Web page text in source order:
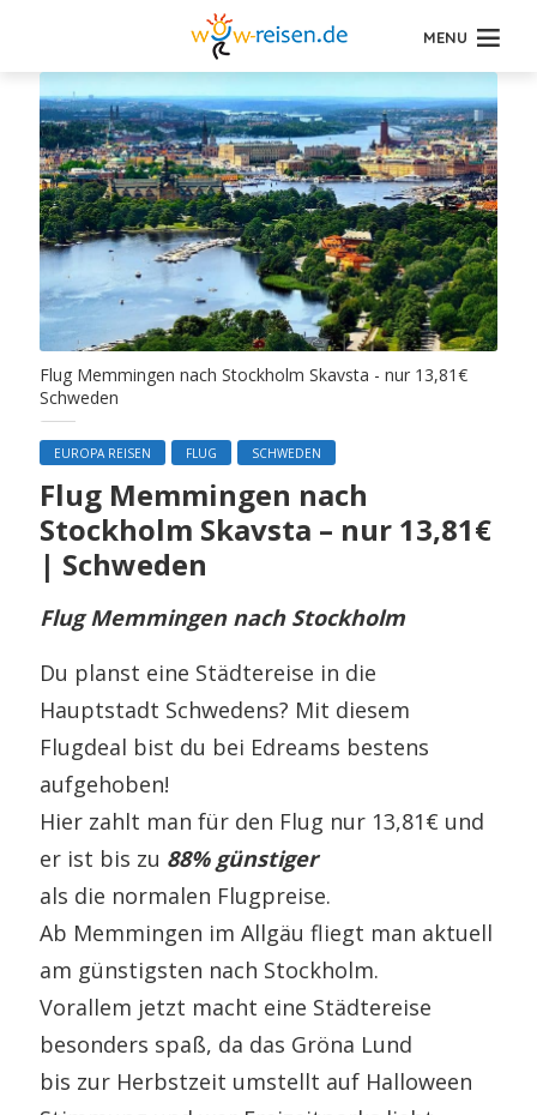
MENU
Flug Memmingen nach Stockholm Skavsta - nur 13,81€
Schweden
EUROPA REISEN FLUG SCHWEDEN
Flug Memmingen nach
Stockholm Skavsta – nur 13,81€
| Schweden
Flug Memmingen nach Stockholm
Du planst eine Städtereise in die
Hauptstadt Schwedens? Mit diesem
Flugdeal bist du bei Edreams bestens
aufgehoben!
Hier zahlt man für den Flug nur 13,81€ und
er ist bis zu 88% günstiger
als die normalen Flugpreise.
Ab Memmingen im Allgäu fliegt man aktuell
am günstigsten nach Stockholm.
Vorallem jetzt macht eine Städtereise
besonders spaß, da das Gröna Lund
bis zur Herbstzeit umstellt auf Halloween